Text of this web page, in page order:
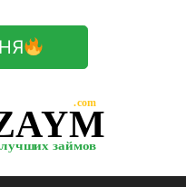
лучших займов
.com